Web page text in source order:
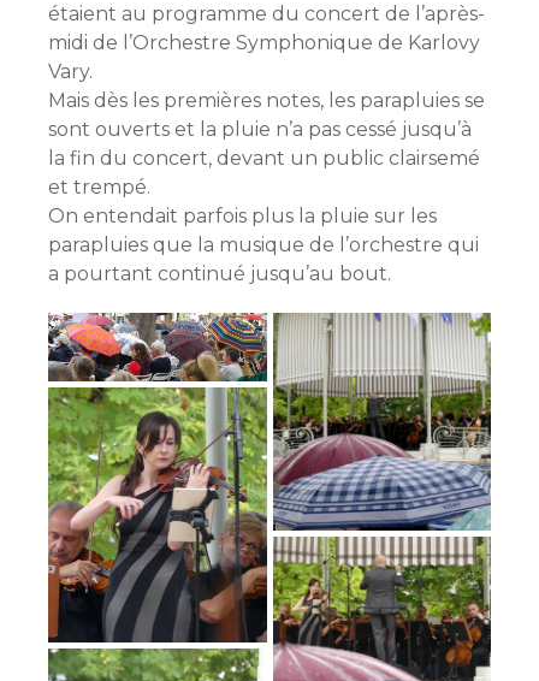
étaient au programme du concert de l’après-
midi de l’Orchestre Symphonique de Karlovy
Vary.
Mais dès les premières notes, les parapluies se
sont ouverts et la pluie n’a pas cessé jusqu’à
la fin du concert, devant un public clairsemé
et trempé.
On entendait parfois plus la pluie sur les
parapluies que la musique de l’orchestre qui
a pourtant continué jusqu’au bout.